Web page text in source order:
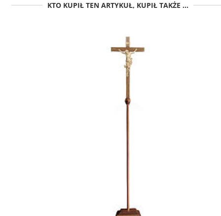
KTO KUPIŁ TEN ARTYKUŁ, KUPIŁ TAKŻE ...